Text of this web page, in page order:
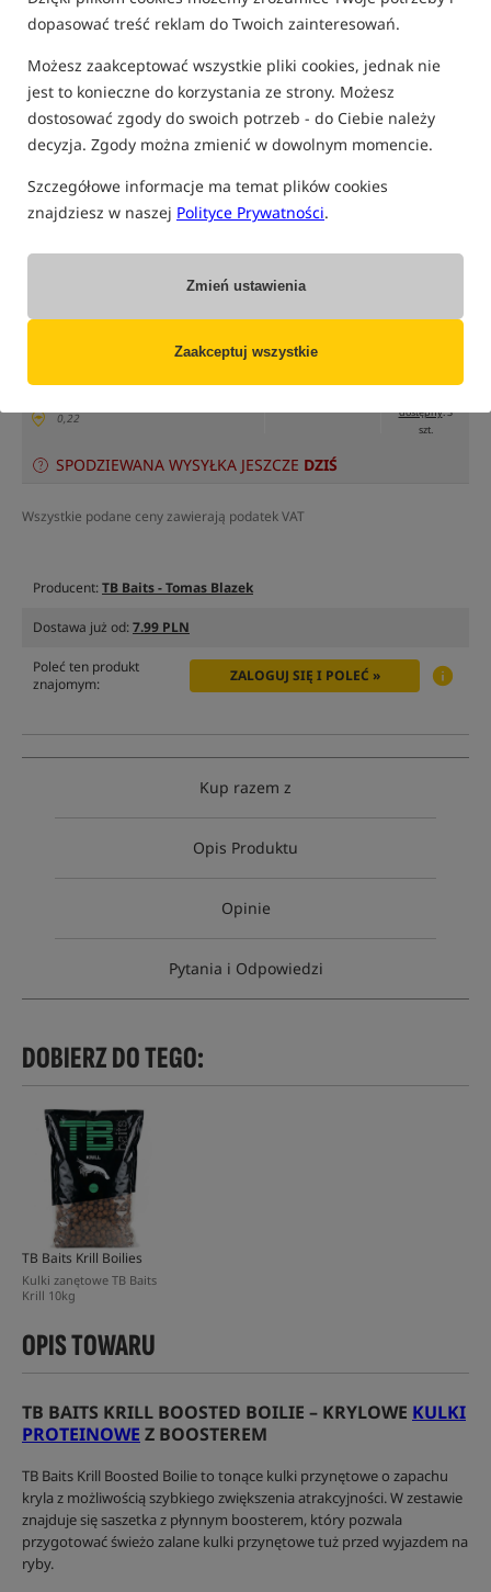
dopasować treść reklam do Twoich zainteresowań.
Możesz zaakceptować wszystkie pliki cookies, jednak nie
jest to konieczne do korzystania ze strony. Możesz
dostosować zgody do swoich potrzeb - do Ciebie należy
decyzja. Zgody można zmienić w dowolnym momencie.
Szczegółowe informacje ma temat plików cookies
znajdziesz w naszej Polityce Prywatności.
Zmień ustawienia
Zaakceptuj wszystkie
Cena PLN
0,22
dostępny: 3
szt.
SPODZIEWANA WYSYŁKA JESZCZE DZIŚ
Wszystkie podane ceny zawierają podatek VAT
Producent:TB Baits - Tomas Blazek
Dostawa już od:7.99 PLN
Poleć ten produkt
znajomym:
ZALOGUJ SIĘ I POLEĆ »
Kup razem z
Opis Produktu
Opinie
Pytania i Odpowiedzi
DOBIERZ DO TEGO:
TB Baits Krill Boilies
Kulki zanętowe TB Baits
Krill 10kg
OPIS TOWARU
TB BAITS KRILL BOOSTED BOILIE – KRYLOWE KULKI
PROTEINOWE Z BOOSTEREM
TB Baits Krill Boosted Boilie to tonące kulki przynętowe o zapachu
kryla z możliwością szybkiego zwiększenia atrakcyjności. W zestawie
znajduje się saszetka z płynnym boosterem, który pozwala
przygotować świeżo zalane kulki przynętowe tuż przed wyjazdem na
ryby.